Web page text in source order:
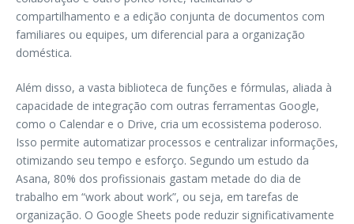
compartilhamento e a edição conjunta de documentos com
familiares ou equipes, um diferencial para a organização
doméstica.
Além disso, a vasta biblioteca de funções e fórmulas, aliada à
capacidade de integração com outras ferramentas Google,
como o Calendar e o Drive, cria um ecossistema poderoso.
Isso permite automatizar processos e centralizar informações,
otimizando seu tempo e esforço. Segundo um estudo da
Asana, 80% dos profissionais gastam metade do dia de
trabalho em “work about work”, ou seja, em tarefas de
organização. O Google Sheets pode reduzir significativamente